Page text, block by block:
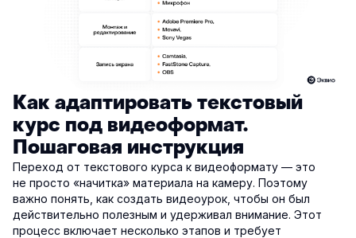
Как адаптировать текстовый
курс под видеоформат.
Пошаговая инструкция
Переход от текстового курса к видеоформату — это
не просто «начитка» материала на камеру. Поэтому
важно понять, как создать видеоурок, чтобы он был
действительно полезным и удерживал внимание. Этот
процесс включает несколько этапов и требует